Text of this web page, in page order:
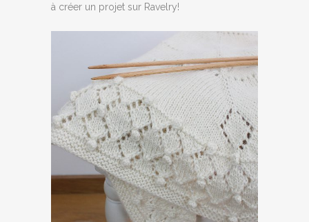
à créer un projet sur Ravelry!